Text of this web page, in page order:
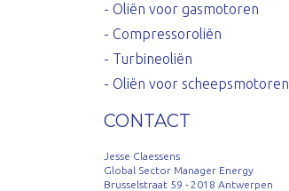
- Oliën voor gasmotoren
- Compressoroliën
- Turbineoliën
- Oliën voor scheepsmotoren
CONTACT
Jesse Claessens
Global Sector Manager Energy
Brusselstraat 59 - 2018 Antwerpen